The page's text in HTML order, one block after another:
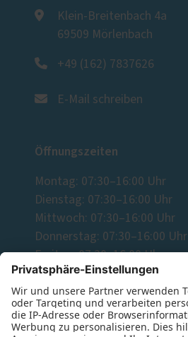
Klein-Breitenbach 4a
69509 Mörlenbach
+49 (162) 7837626
E-Mail schreiben
Öffnungszeiten
Montag: 07:30–16:00 Uhr
Dienstag: 07:30–16:00 Uhr
Mittwoch: 07:30–16:00 Uhr
Donnerstag: 07:30–16:00 Uhr
Freitag: 07:30–16:00 Uhr